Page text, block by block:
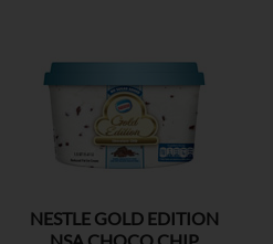
NESTLE GOLD EDITION